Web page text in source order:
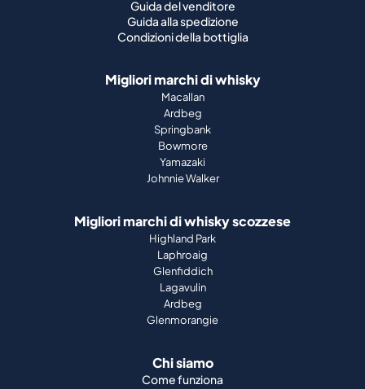
Guida del venditore
Guida alla spedizione
Condizioni della bottiglia
Migliori marchi di whisky
Macallan
Ardbeg
Springbank
Bowmore
Yamazaki
Johnnie Walker
Migliori marchi di whisky scozzese
Highland Park
Laphroaig
Glenfiddich
Lagavulin
Ardbeg
Glenmorangie
Chi siamo
Come funziona